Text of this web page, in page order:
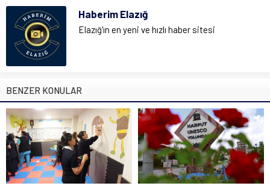
Haberim Elazığ
Elazığ'ın en yeni ve hızlı haber sitesi
BENZER KONULAR